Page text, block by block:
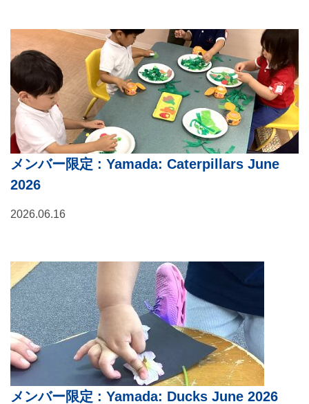
メンバー限定 : Yamada: Caterpillars June
2026
2026.06.16
メンバー限定 : Yamada: Ducks June 2026